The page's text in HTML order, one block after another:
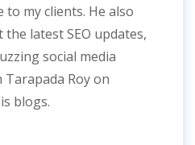
to my clients. He also
latest SEO updates,
social media
Roy on
blogs.